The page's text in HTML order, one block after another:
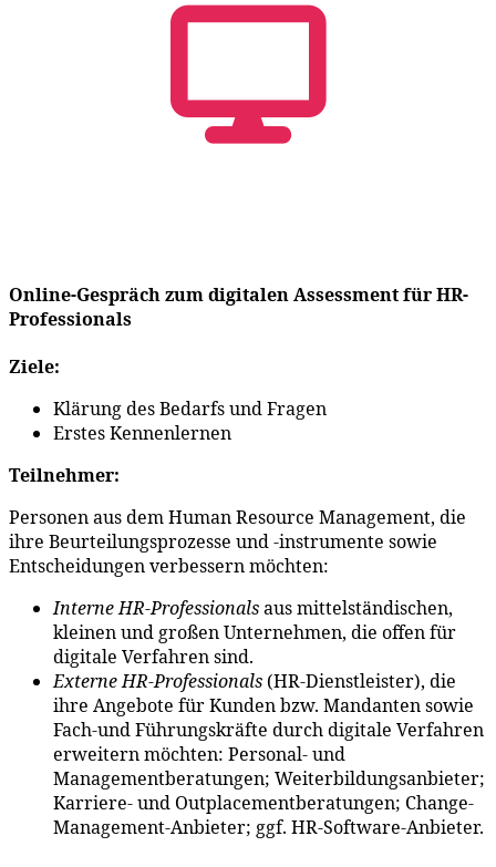
Online-Gespräch zum digitalen Assessment für HR-
Professionals
Ziele:
Klärung des Bedarfs und Fragen
Erstes Kennenlernen
Teilnehmer:
Personen aus dem Human Resource Management, die
ihre Beurteilungsprozesse und -instrumente sowie
Entscheidungen verbessern möchten:
Interne HR-Professionalsaus mittelständischen,
kleinen und großen Unternehmen, die offen für
digitale Verfahren sind.
Externe HR-Professionals (HR-Dienstleister), die
ihre Angebote für Kunden bzw. Mandanten sowie
Fach-und Führungskräfte durch digitale Verfahren
erweitern möchten: Personal- und
Managementberatungen; Weiterbildungsanbieter;
Karriere- und Outplacementberatungen; Change-
Management-Anbieter; ggf. HR-Software-Anbieter.